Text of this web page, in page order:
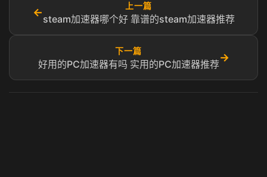
←
上一篇
steam加速器哪个好 靠谱的steam加速器推荐
下一篇
好用的PC加速器有吗 实用的PC加速器推荐
→